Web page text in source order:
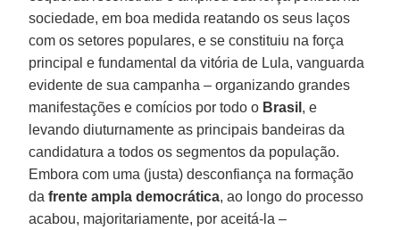
sociedade, em boa medida reatando os seus laços
com os setores populares, e se constituiu na força
principal e fundamental da vitória de Lula, vanguarda
evidente de sua campanha – organizando grandes
manifestações e comícios por todo o Brasil , e
levando diuturnamente as principais bandeiras da
candidatura a todos os segmentos da população.
Embora com uma (justa) desconfiança na formação
dafrente ampla democrática, ao longo do processo
acabou, majoritariamente, por aceitá-la –